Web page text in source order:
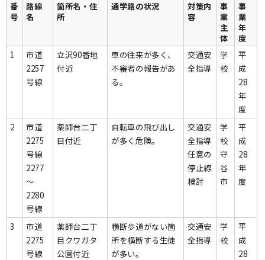
番
号
路線
名
箇所名・住
所
通学路の状況
対策内
容
事
業
主
体
事
業
年
度
1
市道
2257
号線
立沢90番地
付近
車の往来が多く、
不審者の報告があ
る。
交通安
全指導
学
校
平
成
28
年
度
2
市道
2275
号線
2277
～
2280
号線
薬師台二丁
目付近
自転車の飛び出し
が多く危険。
交通安
全指導
任意の
停止線
検討
学
校
守
谷
市
平
成
28
年
度
3
市道
2275
号線
薬師台二丁
目クワガタ
公園付近
横断歩道がない箇
所を横断する生徒
が多い。
交通安
全指導
学
校
平
成
28